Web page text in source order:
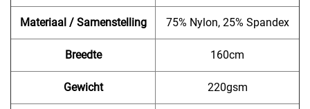
Materiaal / Samenstelling 75% Nylon, 25% Spandex
Breedte 160cm
Gewicht 220gsm